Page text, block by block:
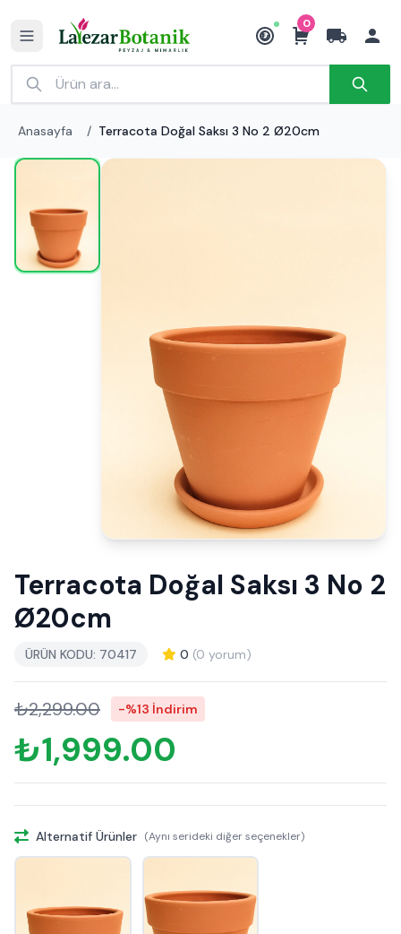
₺
0
Anasayfa / Terracota Doğal Saksı 3 No 2 Ø20cm
Terracota Doğal Saksı 3 No 2
Ø20cm
ÜRÜN KODU: 70417 0 (0 yorum)
₺2,299.00 -%13 İndirim
₺1,999.00
Alternatif Ürünler (Aynı serideki diğer seçenekler)